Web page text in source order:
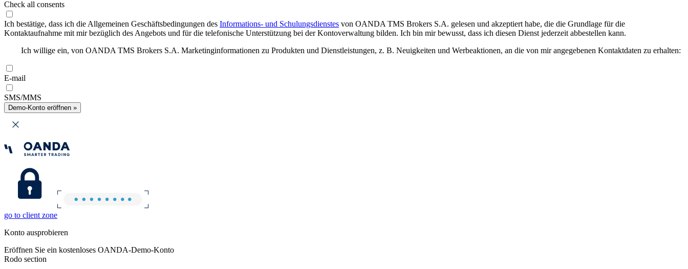
Check all consents
Ich bestätige, dass ich die Allgemeinen Geschäftsbedingungen des Informations- und Schulungsdienstes von OANDA TMS Brokers S.A. gelesen und akzeptiert habe, die die Grundlage für die
Kontaktaufnahme mit mir bezüglich des Angebots und für die telefonische Unterstützung bei der Kontoverwaltung bilden. Ich bin mir bewusst, dass ich diesen Dienst jederzeit abbestellen kann.
Ich willige ein, von OANDA TMS Brokers S.A. Marketinginformationen zu Produkten und Dienstleistungen, z. B. Neuigkeiten und Werbeaktionen, an die von mir angegebenen Kontaktdaten zu erhalten:
E-mail
SMS/MMS
Demo-Konto eröffnen »
go to client zone
Konto ausprobieren
Eröffnen Sie ein kostenloses OANDA-Demo-Konto
Rodo section